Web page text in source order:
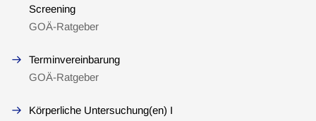
Screening
GOÄ-Ratgeber
Terminvereinbarung
GOÄ-Ratgeber
Körperliche Untersuchung(en) I